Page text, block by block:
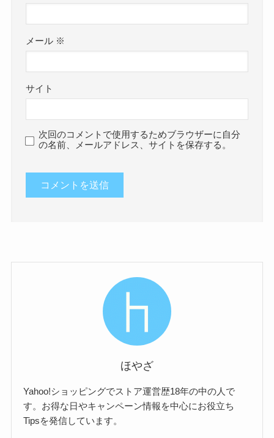
メール ※
サイト
次回のコメントで使用するためブラウザーに自分
の名前、メールアドレス、サイトを保存する。
ほやざ
Yahoo!ショッピングでストア運営歴18年の中の人で
す。お得な日やキャンペーン情報を中心にお役立ち
Tipsを発信しています。